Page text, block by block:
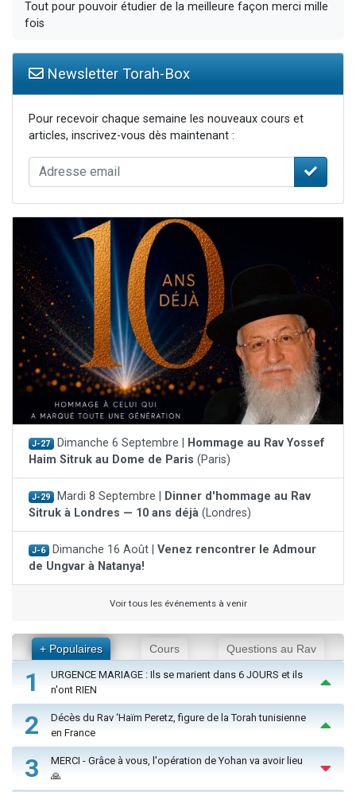
Tout pour pouvoir étudier de la meilleure façon merci mille
fois
Newsletter Torah-Box
Pour recevoir chaque semaine les nouveaux cours et
articles, inscrivez-vous dès maintenant :
J-27 Dimanche 6 Septembre |
Hommage au Rav Yossef
Haim Sitruk au Dome de Paris (Paris)
J-29 Mardi 8 Septembre |
Dinner d'hommage au Rav
Sitruk à Londres — 10 ans déjà (Londres)
J-6 Dimanche 16 Août | Venez rencontrer le Admour
de Ungvar à Natanya!
Voir tous les événements à venir
+ Populaires Cours Questions au Rav
1
URGENCE MARIAGE : Ils se marient dans 6 JOURS et ils
n'ont RIEN
2
Décès du Rav ‘Haïm Peretz, figure de la Torah tunisienne
en France
3
MERCI - Grâce à vous, l'opération de Yohan va avoir lieu
🙏